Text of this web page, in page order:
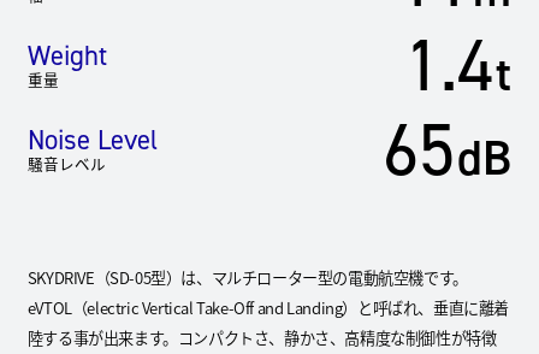
Weight
重量 1.4t
Noise Level
騒音レベル 65dB
SKYDRIVE（SD-05型）は、マルチローター型の電動航空機です。
eVTOL（electric Vertical Take-Off and Landing）と呼ばれ、垂直に離着
陸する事が出来ます。コンパクトさ、静かさ、高精度な制御性が特徴